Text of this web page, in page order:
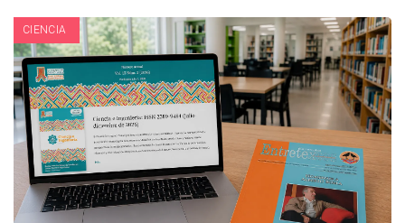
CIENCIA